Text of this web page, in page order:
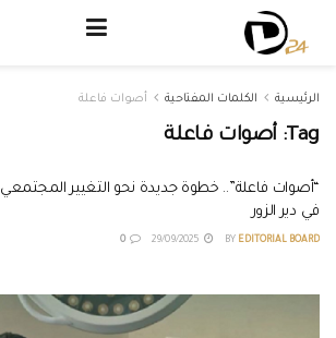
الرئيسية الكلمات المفتاحية أصوات فاعلة
Tag: أصوات فاعلة
“أصوات فاعلة”.. خطوة جديدة نحو التغيير المجتمعي
في دير الزور
BY EDITORIAL BOARD